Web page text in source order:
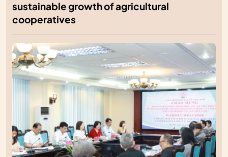
sustainable growth of agricultural
cooperatives